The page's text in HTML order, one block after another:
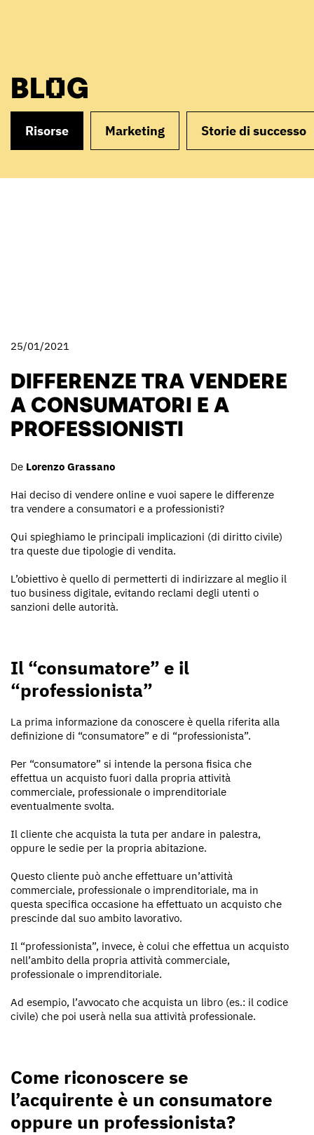
BLOG
Risorse Marketing Storie di successo
25/01/2021
DIFFERENZE TRA VENDERE
A CONSUMATORI E A
PROFESSIONISTI
De Lorenzo Grassano
Hai deciso di vendere online e vuoi sapere le differenze
tra vendere a consumatori e a professionisti?
Qui spieghiamo le principali implicazioni (di diritto civile)
tra queste due tipologie di vendita.
L’obiettivo è quello di permetterti di indirizzare al meglio il
tuo business digitale, evitando reclami degli utenti o
sanzioni delle autorità.
Il “consumatore” e il
“professionista”
La prima informazione da conoscere è quella riferita alla
definizione di “consumatore” e di “professionista”.
Per “consumatore” si intende la persona fisica che
effettua un acquisto fuori dalla propria attività
commerciale, professionale o imprenditoriale
eventualmente svolta.
Il cliente che acquista la tuta per andare in palestra,
oppure le sedie per la propria abitazione.
Questo cliente può anche effettuare un’attività
commerciale, professionale o imprenditoriale, ma in
questa specifica occasione ha effettuato un acquisto che
prescinde dal suo ambito lavorativo.
Il “professionista”, invece, è colui che effettua un acquisto
nell’ambito della propria attività commerciale,
professionale o imprenditoriale.
Ad esempio, l’avvocato che acquista un libro (es.: il codice
civile) che poi userà nella sua attività professionale.
Come riconoscere se
l’acquirente è un consumatore
oppure un professionista?